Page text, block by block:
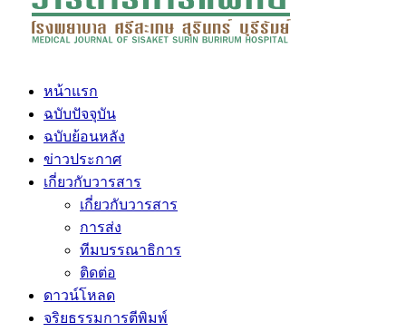
หน้าแรก
ฉบับปัจจุบัน
ฉบับย้อนหลัง
ข่าวประกาศ
เกี่ยวกับวารสาร
เกี่ยวกับวารสาร
การส่ง
ทีมบรรณาธิการ
ติดต่อ
ดาวน์โหลด
จริยธรรมการตีพิมพ์